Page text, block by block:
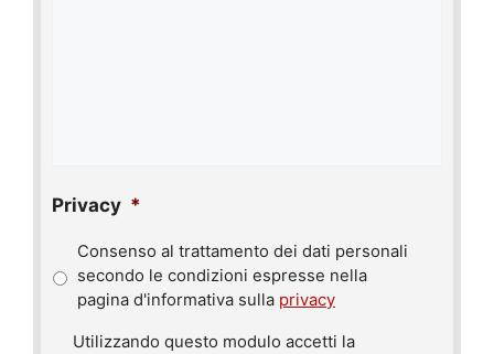
Privacy *
Consenso al trattamento dei dati personali
secondo le condizioni espresse nella
pagina d'informativa sulla privacy
Utilizzando questo modulo accetti la